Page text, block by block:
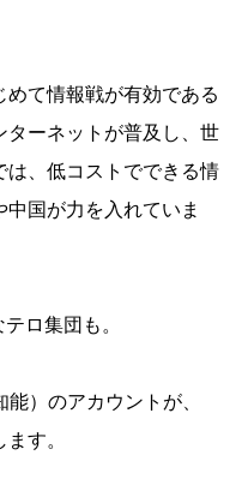
て情報戦が有効である
ターネットが普及し、世
、低コストでできる情
国が力を入れていま
ロ集団も。
）のアカウントが、
す。